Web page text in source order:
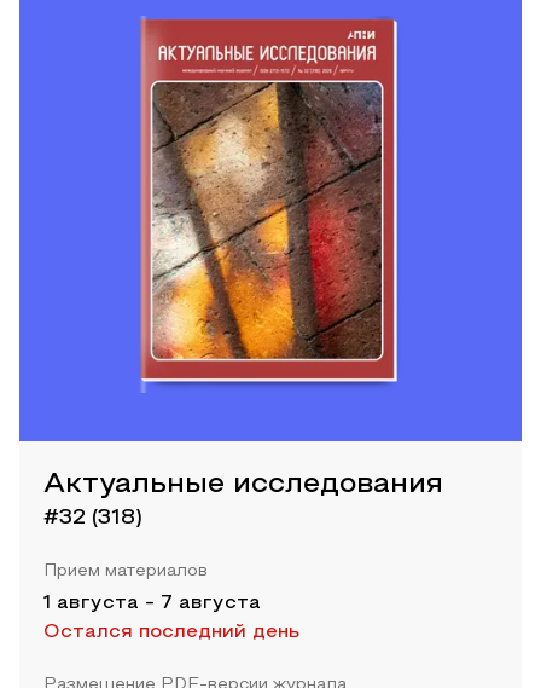
Актуальные исследования
#32 (318)
Прием материалов
1 августа - 7 августа
Остался последний день